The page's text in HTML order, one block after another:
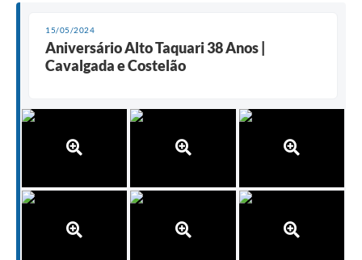
15/05/2024
Aniversário Alto Taquari 38 Anos |
Cavalgada e Costelão